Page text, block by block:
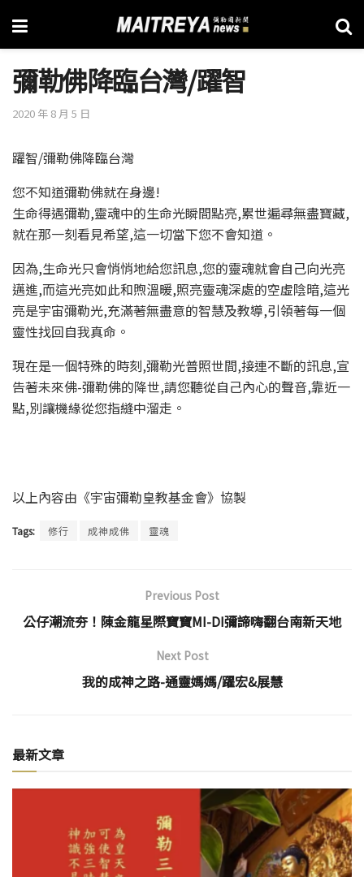
彌勒佛降臨台灣/躍智
2020 年 8 月 5 日
躍智/彌勒佛降臨台灣
您不知道彌勒佛就在身邊!
生命得遇彌勒,靈魂中的生命光瞬間點亮,累世遍尋無盡寶藏,
就在那一刻看見希望,這一切當下您不會知道。
因為,生命光只會悄悄地給您訊息,您的靈魂就會自己向光亮
邁進,而這光亮如此和煦溫暖,照亮靈魂深處的空虛陰暗,這光
亮是宇宙彌勒光,充滿著無盡意的智慧及教導,引領著每一個
靈性找回自我真命。
現在是一個特殊的時刻,彌勒光普照世間,接連不斷的訊息,宣
告著未來佛-彌勒佛的降世,請您聽從自己內心的聲音,靠近一
點,別讓機緣從您指縫中溜走。
以上內容由《宇宙彌勒皇教基金會》協製
Tags: 修行 成神成佛 靈魂
Previous Post
公仔潮流夯！陳金龍星際寶寶MI-DI彌諦嗨翻台南新天地
Next Post
我的成神之路-通靈媽媽/躍宏&展慧
最新文章